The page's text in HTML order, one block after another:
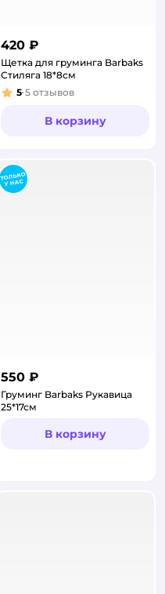
420 ₽
Щетка для груминга Barbaks
Стиляга 18*8см
Рейтинг:
5 5 отзывов
В корзину
550 ₽
Груминг Barbaks Рукавица
25*17см
В корзину